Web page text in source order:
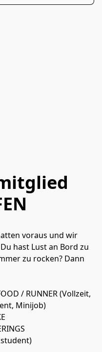
voraus und wir
hast Lust an Bord zu
zu rocken? Dann
/ RUNNER (Vollzeit,
Minijob)